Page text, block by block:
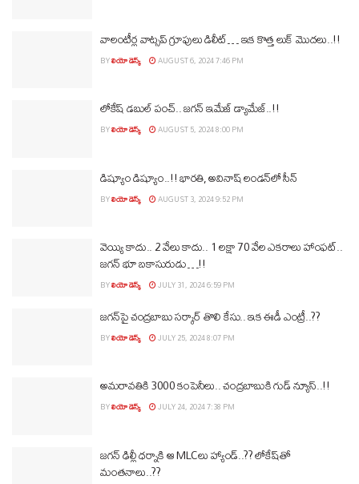
వాలంటీర్ల వాట్సప్‌ గ్రూపులు డిలీట్‌… ఇక కొత్త లుక్‌ మొదలు..!!
BYలియో డెస్క్ AUGUST 6, 2024 7:46 PM
లోకేష్‌ డబుల్ పంచ్.. జగన్‌ ఇమేజ్‌ డ్యామేజ్‌..!!
BYలియో డెస్క్ AUGUST 5, 2024 8:00 PM
డిష్యూం డిష్యూం..!! భారతి, అవినాష్‌ లండన్‌లో సీన్
BYలియో డెస్క్ AUGUST 3, 2024 9:52 PM
వెయ్యి కాదు.. 2 వేలు కాదు.. 1 లక్షా 70 వేల ఎకరాలు హాంఫట్‌..
జగన్‌ భూ బకాసురుడు…!!
BYలియో డెస్క్ JULY 31, 2024 6:59 PM
జగన్‌పై చంద్రబాబు సర్కార్‌ తొలి కేసు.. ఇక ఈడీ ఎంట్రీ..??
BYలియో డెస్క్ JULY 25, 2024 8:07 PM
అమరావతికి 3000 కంపెనీలు.. చంద్రబాబుకి గుడ్‌ న్యూస్‌..!!
BYలియో డెస్క్ JULY 24, 2024 7:38 PM
జగన్‌ ఢిల్లీ ధర్నాకి ఆ MLCలు హ్యాండ్‌..?? లోకేష్‌తో
మంతనాలు..??